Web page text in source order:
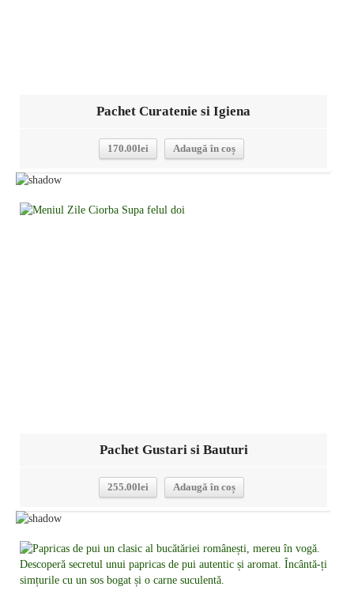
Pachet Curatenie si Igiena
170.00lei Adaugă în coș
Pachet Gustari si Bauturi
255.00lei Adaugă în coș